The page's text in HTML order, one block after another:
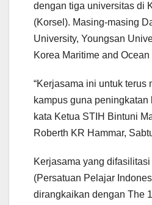
dengan tiga universitas di
(Korsel). Masing-masing
University, Youngsan
Korea Maritime and Ocean
“Kerjasama ini untuk terus
kampus guna peningkatan
kata Ketua STIH Bintuni
Roberth KR Hammar,
Kerjasama yang
(Persatuan Pelajar
dirangkaikan dengan The